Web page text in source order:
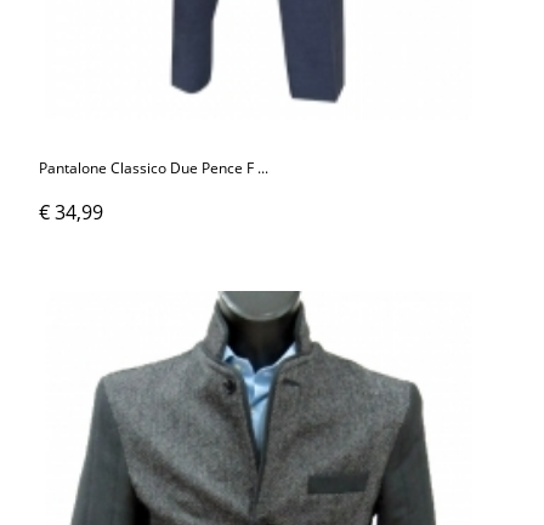
Pantalone Classico Due Pence F ...
€ 34,99